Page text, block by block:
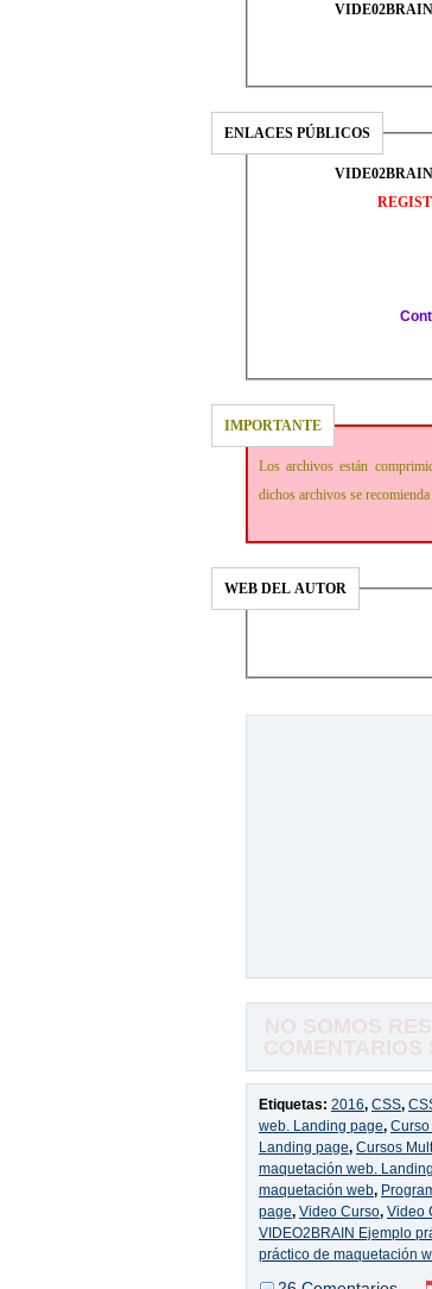
ENLACES PÚBLICOS
IMPORTANTE
Los archivos están
dichos archivos se recomienda
WEB DEL AUTOR
Etiquetas: 2016, CSS,
web. Landing page, Curso
Landing page, Cursos
maquetación web.
maquetación web,
page, Video Curso, Video
VIDEO2BRAIN Ejemplo
práctico de maquetación